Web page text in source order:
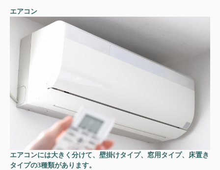
エアコン
エアコンには大きく分けて、壁掛けタイプ、窓用タイプ、床置き
タイプの3種類があります。